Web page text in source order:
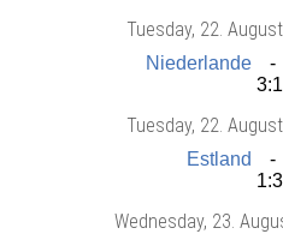
Tuesday, 22.
Niederlande
3:1
Tuesday, 22.
Estland
1:3
Wednesday, 23.